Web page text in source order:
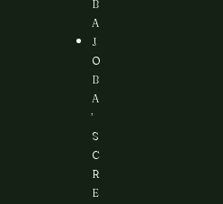
B
A
J
O
B
A
’
S
C
R
E